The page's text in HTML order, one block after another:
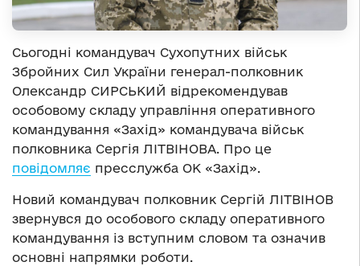
Сьогодні командувач Сухопутних військ
Збройних Сил України генерал-полковник
Олександр СИРСЬКИЙ відрекомендував
особовому складу управління оперативного
командування «Захід» командувача військ
полковника Сергія ЛІТВІНОВА. Про це
повідомляє пресслужба ОК «Захід».
Новий командувач полковник Сергій ЛІТВІНОВ
звернувся до особового складу оперативного
командування із вступним словом та означив
основні напрямки роботи.